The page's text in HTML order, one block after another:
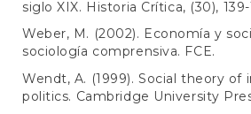
siglo XIX. Historia Crítica, (30), 139-
Weber, M. (2002). Economía y
sociología comprensiva. FCE.
Wendt, A. (1999). Social theory of
politics. Cambridge University